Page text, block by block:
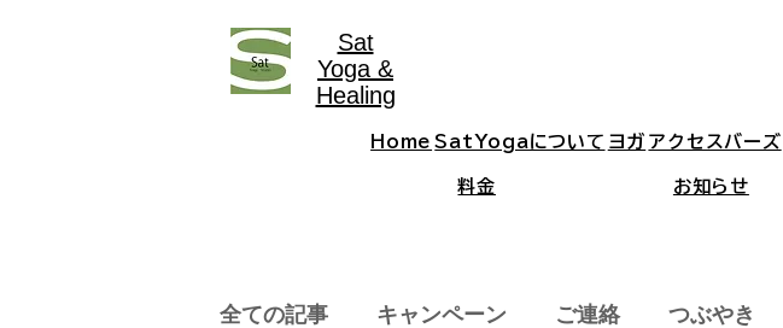
Sat
Yoga &
Healing
Home SatYogaについて ヨガ アクセスバーズ
料金 お知らせ
全ての記事 キャンペーン ご連絡 つぶやき